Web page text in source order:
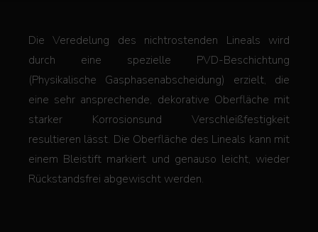
Die Veredelung des nichtrostenden Lineals wird
durch eine spezielle PVD-Beschichtung
(Physikalische Gasphasenabscheidung) erzielt, die
eine sehr ansprechende, dekorative Oberfläche mit
starker Korrosionsund Verschleißfestigkeit
resultieren lässt. Die Oberfläche des Lineals kann mit
einem Bleistift markiert und genauso leicht, wieder
Rückstandsfrei abgewischt werden.